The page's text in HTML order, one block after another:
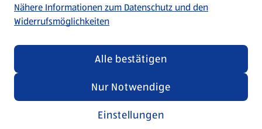
Datenschutz- und Richtlinienmenü
Impressum
Security Policy
(öffnet in einem neuen Tab)
Nähere Informationen zum Datenschutz und den
Widerrufsmöglichkeiten
Einstellungen
Nur Notwendige
Alle bestätigen